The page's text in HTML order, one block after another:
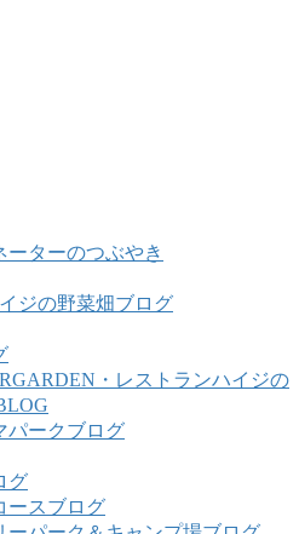
ーターのつぶやき
イジの野菜畑ブログ
・レストランハイジの
パークブログ
グ
ースブログ